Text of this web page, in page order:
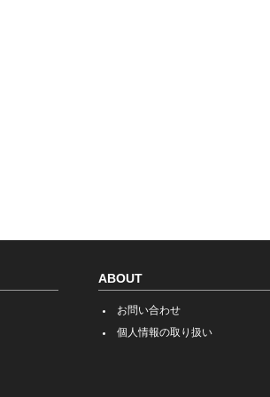
ABOUT
お問い合わせ
個人情報の取り扱い